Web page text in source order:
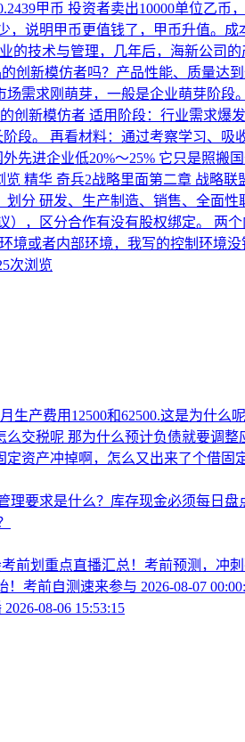
甲币 投资者卖出10000单位乙币
说明甲币更值钱了，甲币升值。成
的技术与管理，几年后，海新公司
创新模仿者吗？产品性能、质量达
需求刚萌芽，一般是企业萌芽阶段
新模仿者 适用阶段：行业需求爆
段。 再看材料：通过考察学习、吸
进企业低20%～25% 它只是照搬
览 精华 奇兵2战略里面第二章 战略
分 研发、生产制造、销售、全面性
，区分合作有没有股权绑定。 两
境或者内部环境，我写的控制环境没
次浏览
产费用12500和62500.这是为什么呢
么交税呢 那为什么预计负债就要调整
资产冲掉啊，怎么又出来了个借固
理要求是什么？库存现金必须每日盘
前划重点直播汇总！考前预测，冲
！考前自测速来参与 2026-08-07
2026-08-06 15:53:15